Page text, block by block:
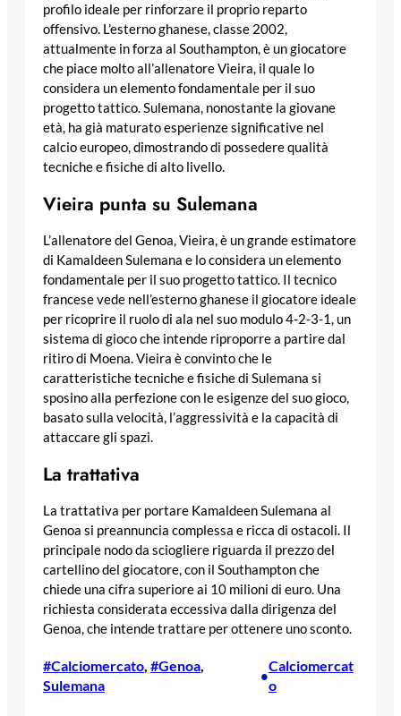
profilo ideale per rinforzare il proprio reparto
offensivo. L’esterno ghanese, classe 2002,
attualmente in forza al Southampton, è un giocatore
che piace molto all’allenatore Vieira, il quale lo
considera un elemento fondamentale per il suo
progetto tattico. Sulemana, nonostante la giovane
età, ha già maturato esperienze significative nel
calcio europeo, dimostrando di possedere qualità
tecniche e fisiche di alto livello.
Vieira punta su Sulemana
L’allenatore del Genoa, Vieira, è un grande estimatore
di Kamaldeen Sulemana e lo considera un elemento
fondamentale per il suo progetto tattico. Il tecnico
francese vede nell’esterno ghanese il giocatore ideale
per ricoprire il ruolo di ala nel suo modulo 4-2-3-1, un
sistema di gioco che intende riproporre a partire dal
ritiro di Moena. Vieira è convinto che le
caratteristiche tecniche e fisiche di Sulemana si
sposino alla perfezione con le esigenze del suo gioco,
basato sulla velocità, l’aggressività e la capacità di
attaccare gli spazi.
La trattativa
La trattativa per portare Kamaldeen Sulemana al
Genoa si preannuncia complessa e ricca di ostacoli. Il
principale nodo da sciogliere riguarda il prezzo del
cartellino del giocatore, con il Southampton che
chiede una cifra superiore ai 10 milioni di euro. Una
richiesta considerata eccessiva dalla dirigenza del
Genoa, che intende trattare per ottenere uno sconto.
#Calciomercato #Genoa
Sulemana
•
Calciomercat
o